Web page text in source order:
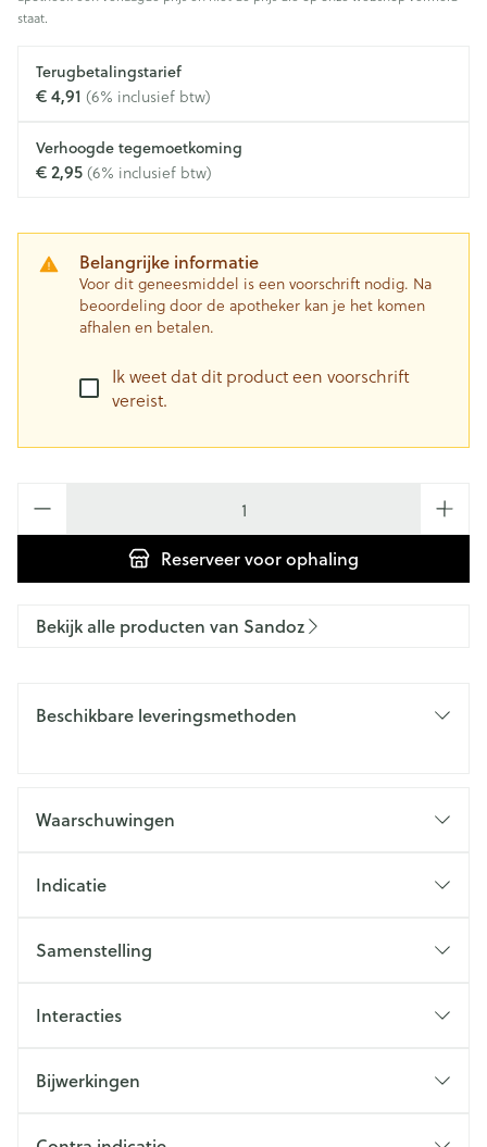
staat.
Terugbetalingstarief
€ 4,91 (6% inclusief btw)
Verhoogde tegemoetkoming
€ 2,95(6% inclusief btw)
Belangrijke informatie
Voor dit geneesmiddel is een voorschrift nodig. Na
beoordeling door de apotheker kan je het komen
afhalen en betalen.
Ik weet dat dit product een voorschrift
vereist.
Reserveervoor ophaling
Bekijk alle producten van Sandoz
Beschikbare leveringsmethoden
Waarschuwingen
Indicatie
Samenstelling
Interacties
Bijwerkingen